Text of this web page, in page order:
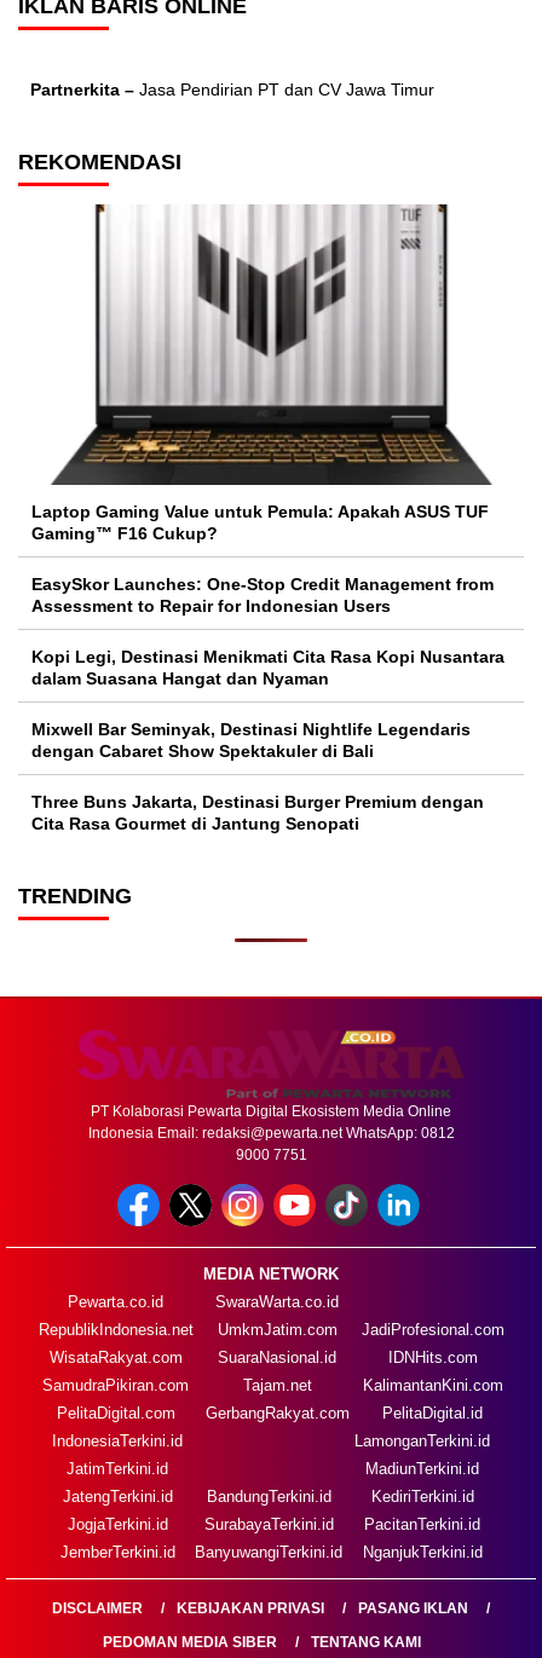
IKLAN BARIS ONLINE
Partnerkita – Jasa Pendirian PT dan CV Jawa Timur
REKOMENDASI
Laptop Gaming Value untuk Pemula: Apakah ASUS TUF
Gaming™ F16 Cukup?
EasySkor Launches: One-Stop Credit Management from
Assessment to Repair for Indonesian Users
Kopi Legi, Destinasi Menikmati Cita Rasa Kopi Nusantara
dalam Suasana Hangat dan Nyaman
Mixwell Bar Seminyak, Destinasi Nightlife Legendaris
dengan Cabaret Show Spektakuler di Bali
Three Buns Jakarta, Destinasi Burger Premium dengan
Cita Rasa Gourmet di Jantung Senopati
TRENDING
PT Kolaborasi Pewarta Digital Ekosistem Media Online
Indonesia Email: redaksi@pewarta.netWhatsApp: 0812
9000 7751
MEDIA NETWORK
Pewarta.co.id
RepublikIndonesia.net
WisataRakyat.com
SamudraPikiran.com
PelitaDigital.com
SwaraWarta.co.id
UmkmJatim.com
SuaraNasional.id
Tajam.net
GerbangRakyat.com
JadiProfesional.com
IDNHits.com
KalimantanKini.com
PelitaDigital.id
IndonesiaTerkini.id
JatimTerkini.id
JatengTerkini.id
JogjaTerkini.id
JemberTerkini.id
BandungTerkini.id
SurabayaTerkini.id
BanyuwangiTerkini.id
LamonganTerkini.id
MadiunTerkini.id
KediriTerkini.id
PacitanTerkini.id
NganjukTerkini.id
DISCLAIMER KEBIJAKAN PRIVASI
PASANG IKLAN
PEDOMAN MEDIA SIBER
TENTANG KAMI